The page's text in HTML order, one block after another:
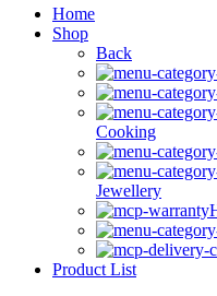
Home
Shop
Back
Cooking
Jewellery
Product List